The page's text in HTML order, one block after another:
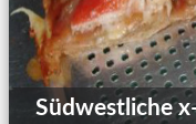
Südwestliche